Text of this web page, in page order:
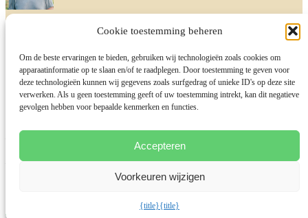
Cookie toestemming beheren
Om de beste ervaringen te bieden, gebruiken wij technologieën zoals cookies om
apparaatinformatie op te slaan en/of te raadplegen. Door toestemming te geven voor
deze technologieën kunnen wij gegevens zoals surfgedrag of unieke ID's op deze site
verwerken. Als u geen toestemming geeft of uw toestemming intrekt, kan dit negatieve
gevolgen hebben voor bepaalde kenmerken en functies.
Accepteren
Voorkeuren wijzigen
{title}{title}
Gerard Portheine
Ik reageer zodra ik kan
I will be back soon
Hoi,
Heb je een vraag? Stel deze gerust.